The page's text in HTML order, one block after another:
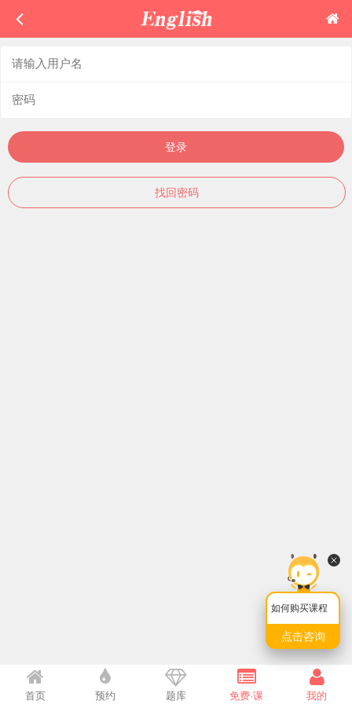
登录
找回密码
如何购买课程
点击咨询
首页 预约 题库 免费·课 我的